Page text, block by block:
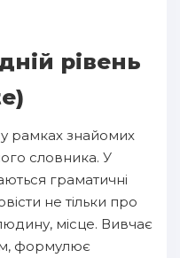
рівень
рамках знайомих
словника. У
граматичні
не тільки про
місце. Вивчає
формулює